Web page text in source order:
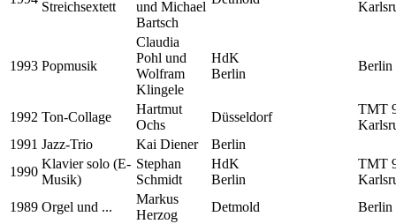
Streichsextett
und Michael
Bartsch
1993 Popmusik
Claudia
Pohl und
Wolfram
Klingele
HdK
Berlin
Berlin
1992 Ton-Collage
Hartmut
Ochs
Düsseldorf
TMT
1991 Jazz-Trio Kai Diener
Berlin
1990
Klavier solo (E-
Musik)
Stephan
Schmidt
HdK
Berlin
TMT
1989 Orgel und ...
Markus
Herzog
Detmold Berlin